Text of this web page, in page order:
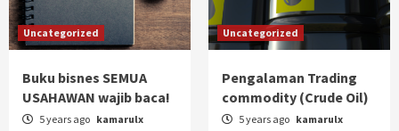
Uncategorized
Buku bisnes SEMUA
USAHAWAN wajib baca!
5 years ago kamarulx
Uncategorized
Pengalaman Trading
commodity (Crude Oil)
5 years ago kamarulx